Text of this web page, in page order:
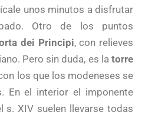
unos minutos a disfrutar
Otro de los puntos
dei Principi, con relieves
Pero sin duda, es la torre
los que los modeneses se
En el interior el imponente
s. XIV suelen llevarse todas